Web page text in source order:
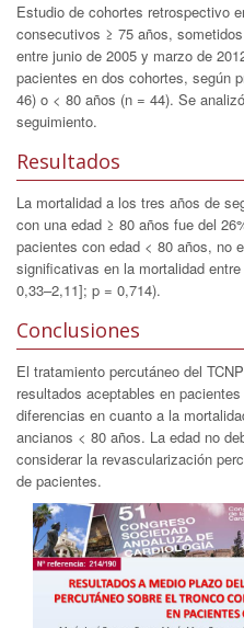
Estudio de cohortes retrospectivo
consecutivos ≥ 75 años,
entre junio de 2005 y marzo de
pacientes en dos cohortes, según
46) o < 80 años (n = 44). Se
seguimiento.
Resultados
La mortalidad a los tres años de
con una edad ≥ 80 años fue del
pacientes con edad < 80 años, no
significativas en la mortalidad
0,33–2,11]; p = 0,714).
Conclusiones
El tratamiento percutáneo del
resultados aceptables en
diferencias en cuanto a la
ancianos < 80 años. La edad no
considerar la revascularización
de pacientes.